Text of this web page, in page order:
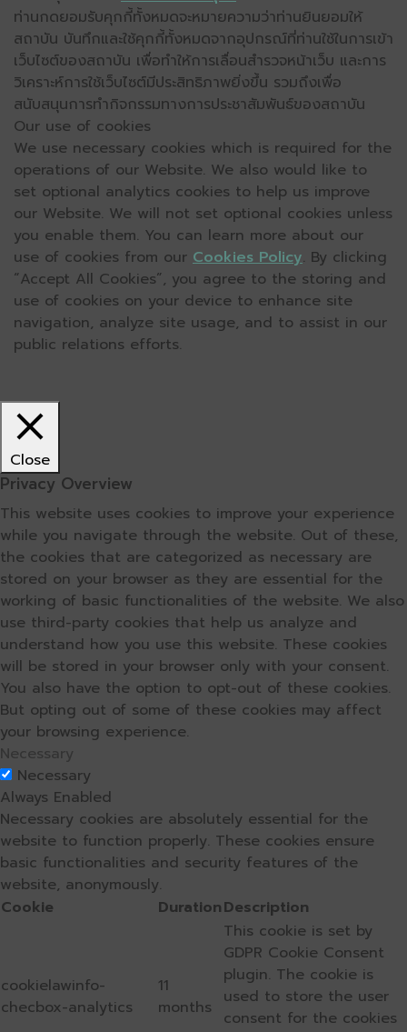
ท่านกดยอมรับคุกกี้ทั้งหมดจะหมายความว่าท่านยินยอมให้
สถาบัน บันทึกและใช้คุกกี้ทั้งหมดจากอุปกรณ์ที่ท่านใช้ในการเข้า
เว็บไซต์ของสถาบัน เพื่อทำให้การเลื่อนสำรวจหน้าเว็บ และการ
วิเคราะห์การใช้เว็บไซต์มีประสิทธิภาพยิ่งขึ้น รวมถึงเพื่อ
สนับสนุนการทำกิจกรรมทางการประชาสัมพันธ์ของสถาบัน
Our use of cookies
We use necessary cookies which is required for the
operations of our Website. We also would like to
set optional analytics cookies to help us improve
our Website. We will not set optional cookies unless
you enable them. You can learn more about our
use of cookies from our Cookies Policy. By clicking
“Accept All Cookies”, you agree to the storing and
use of cookies on your device to enhance site
navigation, analyze site usage, and to assist in our
public relations efforts.
Close
Privacy Overview
This website uses cookies to improve your experience
while you navigate through the website. Out of these,
the cookies that are categorized as necessary are
stored on your browser as they are essential for the
working of basic functionalities of the website. We also
use third-party cookies that help us analyze and
understand how you use this website. These cookies
will be stored in your browser only with your consent.
You also have the option to opt-out of these cookies.
But opting out of some of these cookies may affect
your browsing experience.
Necessary
Necessary
Always Enabled
Necessary cookies are absolutely essential for the
website to function properly. These cookies ensure
basic functionalities and security features of the
website, anonymously.
Cookie
DurationDescription
cookielawinfo-
checbox-analytics
11
months
This cookie is set by
GDPR Cookie Consent
plugin. The cookie is
used to store the user
consent for the cookies